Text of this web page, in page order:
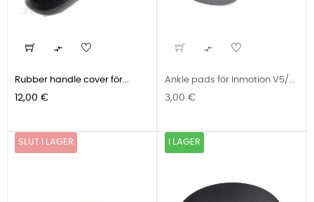

Rubber handle cover för...
Pris
12,00 €

Ankle pads för Inmotion V5/...
Pris
3,00 €
SLUT I LAGER I LAGER